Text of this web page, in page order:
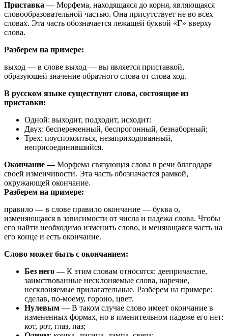
Приставка—Морфема, находящаяся до корня, являющаяся
словообразовательной частью. Она присутствует не во всех
словах. Эта часть обозначается лежащей буквой «Г» вверху
слова.
Разберем на примере:
выход—в слове выход — вы является приставкой,
образующей значение обратного слова от слова ход.
В русском языке существуют слова, состоящие из
приставки:
Одной: выходит, подходит, исходит:
Двух: беспеременный, беспрогонный, безнаборный;
Трех: поуспокоиться, незаприходованный,
неприсоединившийся.
Окончание—Морфема связующая слова в речи благодаря
своей изменчивости. Эта часть обозначается рамкой,
окружающей окончание.
Разберем на примере:
правило—в слове правило окончание — буква о,
изменяющаяся в зависимости от числа и падежа слова. Чтобы
его найти необходимо изменить слово, и меняющаяся часть на
его конце и есть окончание.
Слово может быть с окончанием:
Без него —К этим словам относятся: деепричастие,
заимствованные несклоняемые слова, наречие,
несклоняемые прилагательные. Разберем на примере:
сделав, по-моему, гороно, цвет.
Нулевым —В таком случае слово имеет окончание в
измененных формах, но в именительном падеже его нет:
кот, рот, глаз, паз;